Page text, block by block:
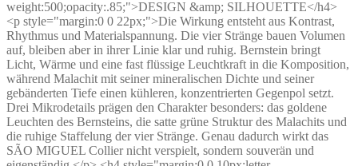
weight:500;opacity:.85;">DESIGN &amp; SILHOUETTE</h4>
<p style="margin:0 0 22px;">Die Wirkung entsteht aus Kontrast,
Rhythmus und Materialspannung. Die vier Stränge bauen Volumen
auf, bleiben aber in ihrer Linie klar und ruhig. Bernstein bringt
Licht, Wärme und eine fast flüssige Leuchtkraft in die Komposition,
während Malachit mit seiner mineralischen Dichte und seiner
gebänderten Tiefe einen kühleren, konzentrierten Gegenpol setzt.
Drei Mikrodetails prägen den Charakter besonders: das goldene
Leuchten des Bernsteins, die satte grüne Struktur des Malachits und
die ruhige Staffelung der vier Stränge. Genau dadurch wirkt das
SÃO MIGUEL Collier nicht verspielt, sondern souverän und